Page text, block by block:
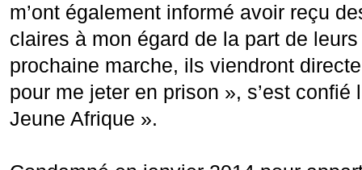
m’ont également informé avoir reçu
claires à mon égard de la part de
prochaine marche, ils viendront
pour me jeter en prison », s’est confié
Jeune Afrique ».